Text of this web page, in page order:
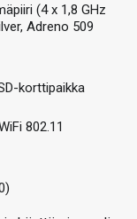
(4 x 1,8 GHz
Adreno 509
korttipaikka
802.11